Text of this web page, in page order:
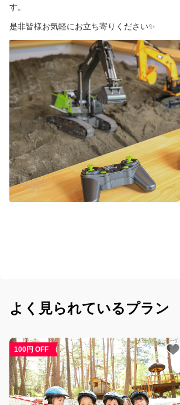
す。
是非皆様お気軽にお立ち寄りください✨
よく見られているプラン
100円 OFF